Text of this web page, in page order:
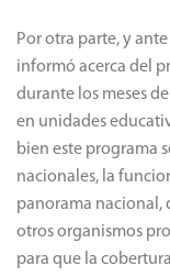
Por otra parte, y
informó acerca del
durante los meses
en unidades
bien este programa
nacionales, la
panorama nacional,
otros organismos
para que la